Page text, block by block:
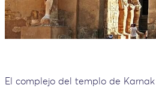
El complejo del templo de